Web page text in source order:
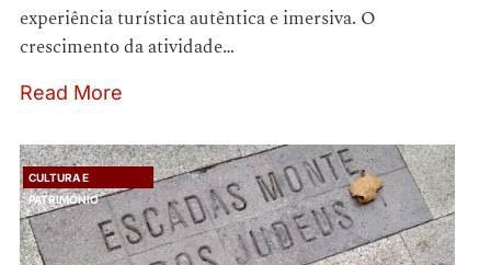
experiência turística autêntica e imersiva. O
crescimento da atividade…
Read More
CULTURA E
PATRIMÓNIO